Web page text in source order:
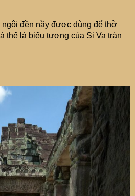
ngôi đền nầy được dùng để thờ
thế là biểu tượng của Si Va tràn